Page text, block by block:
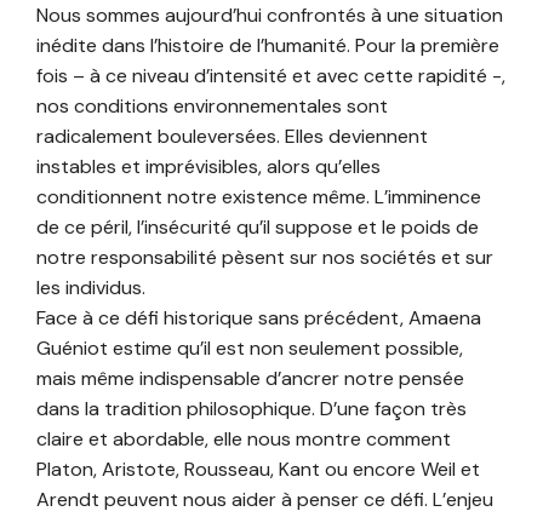
Nous sommes aujourd’hui confrontés à une situation
inédite dans l’histoire de l’humanité. Pour la première
fois – à ce niveau d’intensité et avec cette rapidité -,
nos conditions environnementales sont
radicalement bouleversées. Elles deviennent
instables et imprévisibles, alors qu’elles
conditionnent notre existence même. L’imminence
de ce péril, l’insécurité qu’il suppose et le poids de
notre responsabilité pèsent sur nos sociétés et sur
les individus.
Face à ce défi historique sans précédent, Amaena
Guéniot estime qu’il est non seulement possible,
mais même indispensable d’ancrer notre pensée
dans la tradition philosophique. D’une façon très
claire et abordable, elle nous montre comment
Platon, Aristote, Rousseau, Kant ou encore Weil et
Arendt peuvent nous aider à penser ce défi. L’enjeu